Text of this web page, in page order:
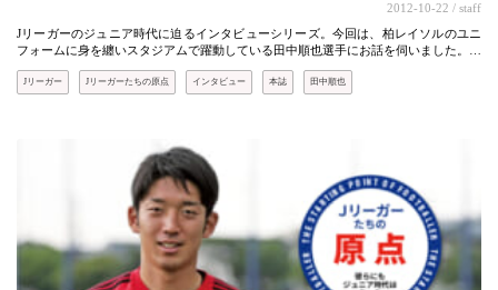
2012-10-22 / staff
Jリーガーのジュニア時代に迫るインタビューシリーズ。今回は、柏レイソルのユニ
フォームに身を纏いスタジアムで躍動している田中順也選手にお話を伺いました。…
Jリーガー Jリーガーたちの原点 インタビュー 本誌 田中順也